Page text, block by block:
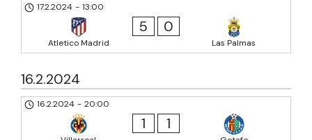
17.2.2024 - 13:00
Atletico Madrid
5 0
Las Palmas
16.2.2024
16.2.2024 - 20:00
1 1